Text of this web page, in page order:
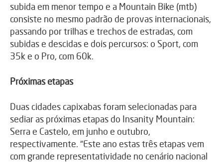
subida em menor tempo e a Mountain Bike (mtb)
consiste no mesmo padrão de provas internacionais,
passando por trilhas e trechos de estradas, com
subidas e descidas e dois percursos: o Sport, com
35k e o Pro, com 60k.
Próximas etapas
Duas cidades capixabas foram selecionadas para
sediar as próximas etapas do Insanity Mountain:
Serra e Castelo, em junho e outubro,
respectivamente. “Este ano estas três etapas vem
com grande representatividade no cenário nacional